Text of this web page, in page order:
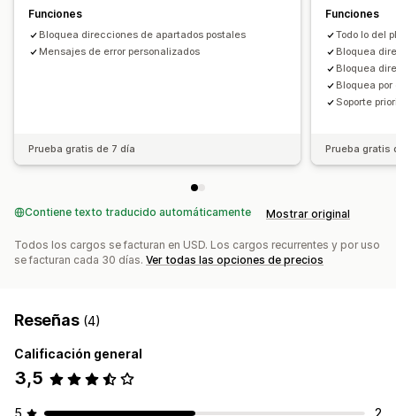
Funciones
Bloquea direcciones de apartados postales
Mensajes de error personalizados
Prueba gratis de 7 día
Funciones
Todo lo del
Bloquea
Bloquea
Bloquea
Soporte
Prueba gratis
Contiene texto traducido automáticamente Mostrar original
Todos los cargos se facturan en USD. Los cargos recurrentes y por uso
se facturan cada 30 días. Ver todas las opciones de precios
Reseñas (4)
Calificación general
3,5